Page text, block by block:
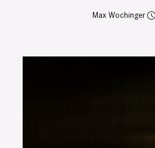
Max Wochinger